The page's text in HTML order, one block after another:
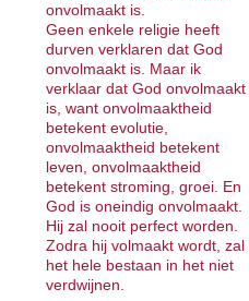
onvolmaakt is.
Geen enkele religie heeft
durven verklaren dat God
onvolmaakt is. Maar ik
verklaar dat God onvolmaakt
is, want onvolmaaktheid
betekent evolutie,
onvolmaaktheid betekent
leven, onvolmaaktheid
betekent stroming, groei. En
God is oneindig onvolmaakt.
Hij zal nooit perfect worden.
Zodra hij volmaakt wordt, zal
het hele bestaan in het niet
verdwijnen.